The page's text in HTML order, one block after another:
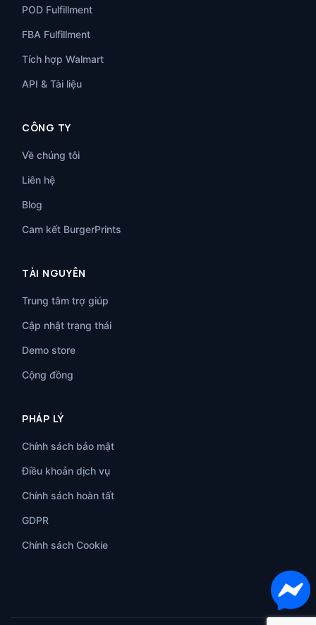
POD Fulfillment
FBA Fulfillment
Tích hợp Walmart
API & Tài liệu
CÔNG TY
Về chúng tôi
Liên hệ
Blog
Cam kết BurgerPrints
TÀI NGUYÊN
Trung tâm trợ giúp
Cập nhật trạng thái
Demo store
Cộng đồng
PHÁP LÝ
Chính sách bảo mật
Điều khoản dịch vụ
Chính sách hoàn tất
GDPR
Chính sách Cookie